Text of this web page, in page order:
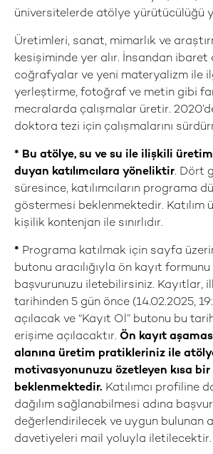
üniversitelerde atölye yürütücülüğü
Üretimleri, sanat, mimarlık ve
kesişiminde yer alır. İnsandan ibaret
coğrafyalar ve yeni materyalizm ile
yerleştirme, fotoğraf ve metin gibi
mecralarda çalışmalar üretir.
doktora tezi için çalışmalarını
* Bu atölye, su ve su ile ilişkili
duyan katılımcılara yöneliktir. Dört
süresince, katılımcıların programa
göstermesi beklenmektedir. Katılım
kişilik kontenjan ile sınırlıdır.
* Programa katılmak için sayfa
butonu aracılığıyla ön kayıt
başvurunuzu iletebilirsiniz. Kayıtlar,
tarihinden 5 gün önce (14.02.2025,
açılacak ve “Kayıt Ol” butonu bu
erişime açılacaktır. Ön kayıt
alanına üretim pratikleriniz ile
motivasyonunuzu özetleyen kısa
beklenmektedir. Katılımcı profiline
dağılım sağlanabilmesi adına
değerlendirilecek ve uygun bulunan
davetiyeleri mail yoluyla iletilecektir.